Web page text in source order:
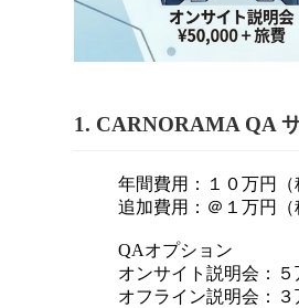
1. CARNORAMA QA
年間費用：１０万円（
追加費用：＠１万円（
QAオプション
オンサイト説明会：
オフライン説明会：３